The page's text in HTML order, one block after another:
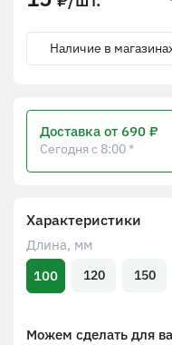
Характеристики
Длина, мм
100
120 150
Можем сделать для
Наличие в
Доставка от 690 ₽
Сегодня с 8:00 *